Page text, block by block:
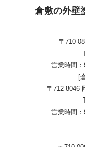
倉敷の外壁
〒710-
営業時間
[
〒712-8046
営業時間